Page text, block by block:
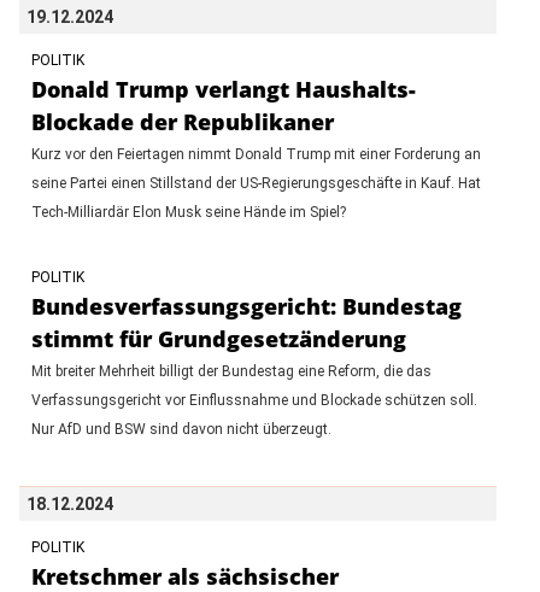
19.12.2024
POLITIK
Donald Trump verlangt Haushalts-
Blockade der Republikaner
Kurz vor den Feiertagen nimmt Donald Trump mit einer Forderung an
seine Partei einen Stillstand der US-Regierungsgeschäfte in Kauf. Hat
Tech-Milliardär Elon Musk seine Hände im Spiel?
POLITIK
Bundesverfassungsgericht: Bundestag
stimmt für Grundgesetzänderung
Mit breiter Mehrheit billigt der Bundestag eine Reform, die das
Verfassungsgericht vor Einflussnahme und Blockade schützen soll.
Nur AfD und BSW sind davon nicht überzeugt.
18.12.2024
POLITIK
Kretschmer als sächsischer